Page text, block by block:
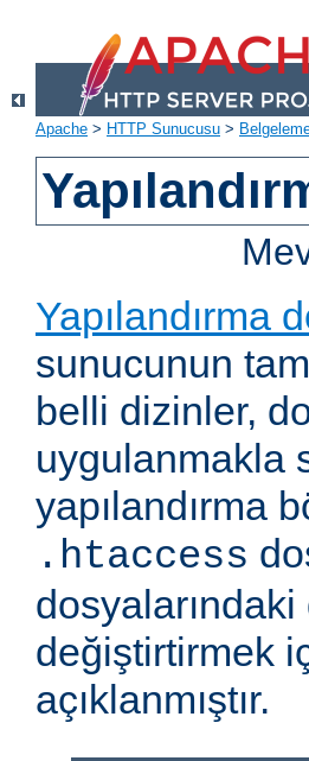
Apache > HTTP Sunucusu >
Yapılandırma
sunucunun
belli dizinler,
uygulanmakla
yapılandırma
.htaccess
değiştirtirmek
açıklanmıştır.